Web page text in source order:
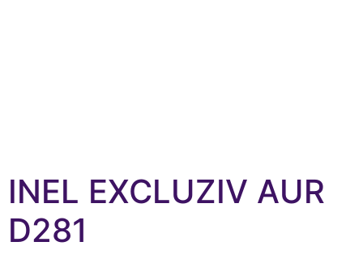
INEL EXCLUZIV AUR
D281